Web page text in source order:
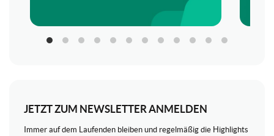
JETZT ZUM NEWSLETTER ANMELDEN
Immer auf dem Laufenden bleiben und regelmäßig die Highlights